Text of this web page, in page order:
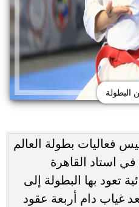
البطولة
فعاليات بطولة العالم
بالصالة رقم (1) في استاد القاهرة
تعود بها البطولة إلى
غياب دام أربعة عقود